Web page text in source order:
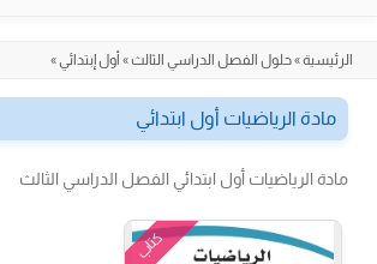
الرئيسية»حلول الفصل الدراسي الثالث» أول إبتدائي»
مادة الرياضيات أول ابتدائي
مادة الرياضيات أول ابتدائي الفصل الدراسي الثالث
كتاب